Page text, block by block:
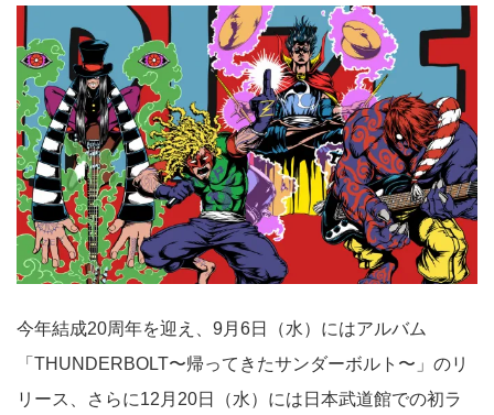
今年結成20周年を迎え、9月6日（水）にはアルバム
「THUNDERBOLT〜帰ってきたサンダーボルト〜」のリ
リース、さらに12月20日（水）には日本武道館での初ラ